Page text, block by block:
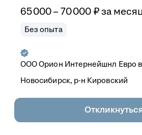
65 000–70 000 ₽ за
Без опыта
ООООрион Интернейшнл Евро
Новосибирск, р-н Кировский